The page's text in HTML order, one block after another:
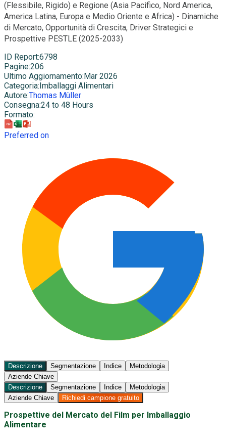
(Flessibile, Rigido) e Regione (Asia Pacifico, Nord America,
America Latina, Europa e Medio Oriente e Africa) - Dinamiche
di Mercato, Opportunità di Crescita, Driver Strategici e
Prospettive PESTLE (2025-2033)
ID Report:6798
Pagine:206
Ultimo Aggiornamento: Mar 2026
Categoria: Imballaggi Alimentari
Autore:Thomas Müller
Consegna:24 to 48 Hours
Formato:
Preferred on
Descrizione Segmentazione Indice
Metodologia
Aziende Chiave
Descrizione
Segmentazione Indice
Metodologia
Aziende Chiave
Richiedi campione gratuito
Prospettive del Mercato del Film per Imballaggio
Alimentare